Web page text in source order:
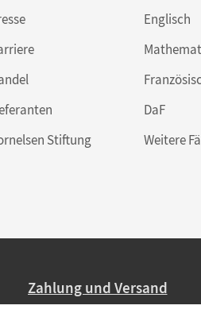
Stiftung
Englisch
DaF
Weitere
Zahlung und Versand